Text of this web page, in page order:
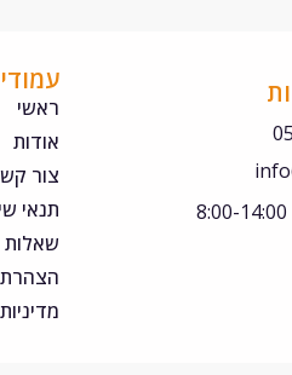
ראשי
אודות
צור
תנאי
שאלות
הצהרת